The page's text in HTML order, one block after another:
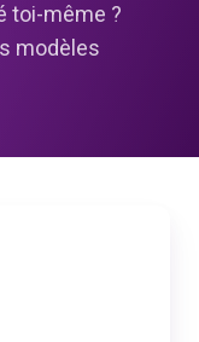
toi-même ?
modèles